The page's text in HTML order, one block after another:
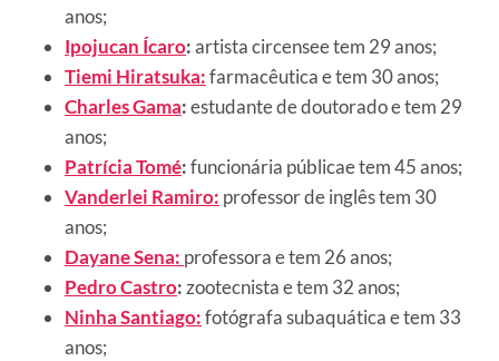
anos;
Ipojucan Ícaro:artista circensee tem 29 anos;
Tiemi Hiratsuka:farmacêutica e tem 30 anos;
Charles Gama:estudante de doutorado e tem 29
anos;
Patrícia Tomé:funcionária públicae tem 45 anos;
Vanderlei Ramiro: professor de inglês tem 30
anos;
Dayane Sena: professora e tem 26 anos;
Pedro Castro:zootecnista e tem 32 anos;
Ninha Santiago:fotógrafa subaquática e tem 33
anos;